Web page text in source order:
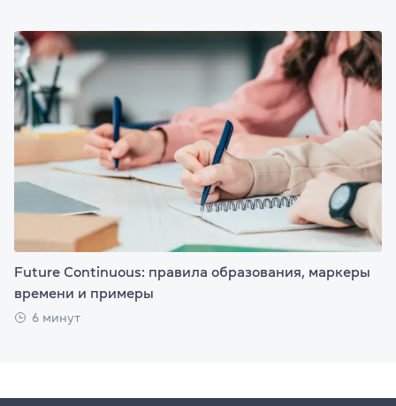
Future Continuous: правила образования, маркеры
времени и примеры
6 минут